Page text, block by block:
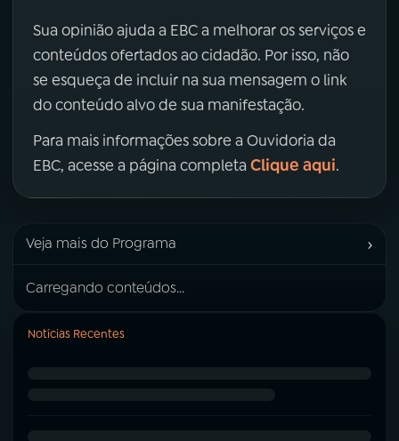
Sua opinião ajuda a EBC a melhorar os serviços e
conteúdos ofertados ao cidadão. Por isso, não
se esqueça de incluir na sua mensagem o link
do conteúdo alvo de sua manifestação.
Para mais informações sobre a Ouvidoria da
EBC, acesse a página completa Clique aqui.
Veja mais do Programa ›
Carregando conteúdos...
Notícias Recentes